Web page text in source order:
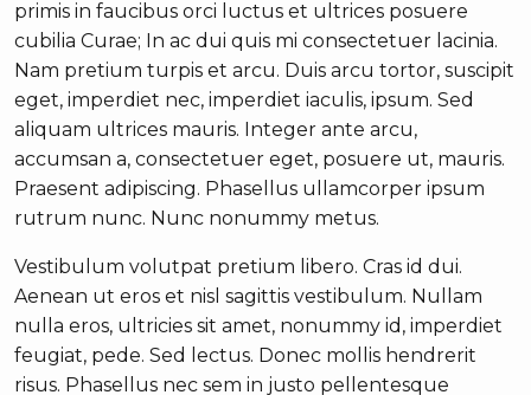
primis in faucibus orci luctus et ultrices posuere
cubilia Curae; In ac dui quis mi consectetuer lacinia.
Nam pretium turpis et arcu. Duis arcu tortor, suscipit
eget, imperdiet nec, imperdiet iaculis, ipsum. Sed
aliquam ultrices mauris. Integer ante arcu,
accumsan a, consectetuer eget, posuere ut, mauris.
Praesent adipiscing. Phasellus ullamcorper ipsum
rutrum nunc. Nunc nonummy metus.
Vestibulum volutpat pretium libero. Cras id dui.
Aenean ut eros et nisl sagittis vestibulum. Nullam
nulla eros, ultricies sit amet, nonummy id, imperdiet
feugiat, pede. Sed lectus. Donec mollis hendrerit
risus. Phasellus nec sem in justo pellentesque